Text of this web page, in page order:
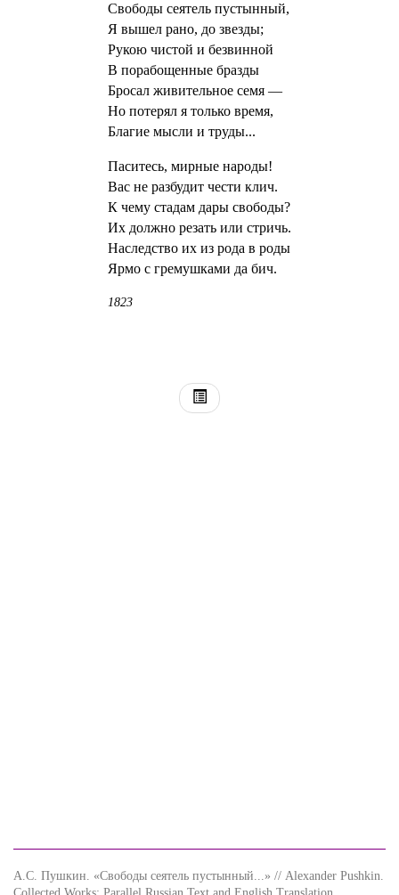
Свободы сеятель пустынный,
Я вышел рано, до звезды;
Рукою чистой и безвинной
В порабощенные бразды
Бросал живительное семя —
Но потерял я только время,
Благие мысли и труды...
Паситесь, мирные народы!
Вас не разбудит чести клич.
К чему стадам дары свободы?
Их должно резать или стричь.
Наследство их из рода в роды
Ярмо с гремушками да бич.
1823
А.С. Пушкин. «Свободы сеятель пустынный...» // Alexander Pushkin.